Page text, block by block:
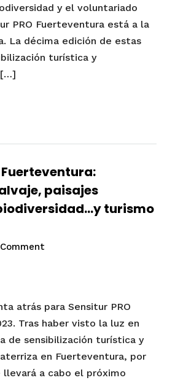
y el voluntariado
PRO Fuerteventura está a la
La décima edición de estas
turística y
[…]
Fuerteventura:
paisajes
turismo
atrás para Sensitur PRO
Tras haber visto la luz en
de sensibilización turística y
en Fuerteventura, por
llevará a cabo el próximo